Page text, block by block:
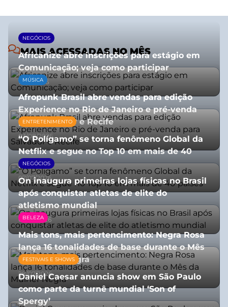
MAIS ACESSADAS NO MÊS
NEGÓCIOS
Africanize abre inscrições para estágio em
Comunicação; veja como participar
13/01/2026
MÚSICA
Afropunk Brasil abre vendas para edição
Experience no Rio de Janeiro e pré-venda
para Salvador e Recife
03/08/2026
ENTRETENIMENTO
“O Polígamo” se torna fenômeno Global da
Netflix e segue no Top 10 em mais de 40
países
07/07/2026
NEGÓCIOS
On inaugura primeiras lojas físicas no Brasil
após conquistar atletas de elite do
atletismo mundial
07/07/2026
BELEZA
Mais tons, mais pertencimento: Negra Rosa
lança 16 tonalidades de base durante o Mês
da Mulher Negra
28/07/2026
FESTIVAIS E SHOWS
Daniel Caesar anuncia show em São Paulo
como parte da turnê mundial ‘Son of
Spergy’